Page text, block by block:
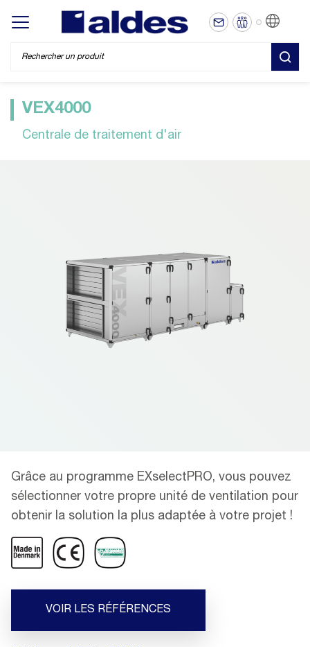
Display/hide main menu
VEX4000
Centrale de traitement d'air
Grâce au programme EXselectPRO, vous pouvez
sélectionner votre propre unité de ventilation pour
obtenir la solution la plus adaptée à votre projet !
VOIR LES RÉFÉRENCES